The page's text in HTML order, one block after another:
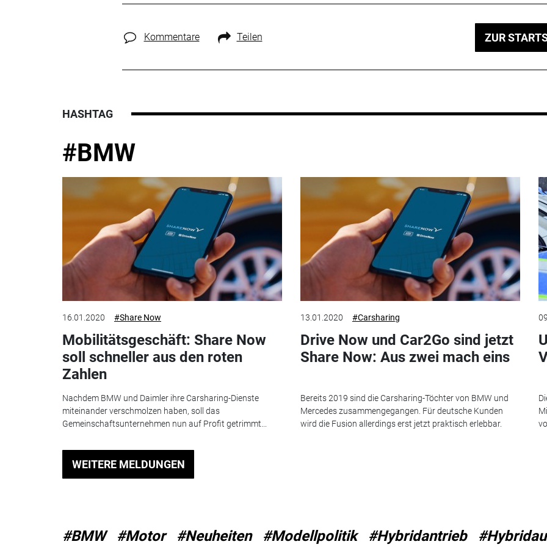
Kommentare Teilen ZUR
HASHTAG
#BMW
16.01.2020 #Share Now
Mobilitätsgeschäft: Share Now
soll schneller aus den roten
Zahlen
Nachdem BMW und Daimler ihre Carsharing-Dienste
miteinander verschmolzen haben, soll das
Gemeinschaftsunternehmen nun auf Profit getrimmt...
13.01.2020 #Carsharing
Drive Now und Car2Go sind jetzt
Share Now: Aus zwei mach eins
Bereits 2019 sind die Carsharing-Töchter von BMW und
Mercedes zusammengegangen. Für deutsche Kunden
wird die Fusion allerdings erst jetzt praktisch erlebbar.
WEITERE MELDUNGEN
#BMW #Motor #Neuheiten #Modellpolitik #Hybridantrieb